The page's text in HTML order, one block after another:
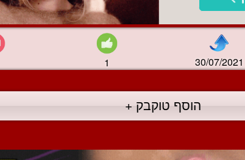
1 30/07/2021
הוסף טוקבק +